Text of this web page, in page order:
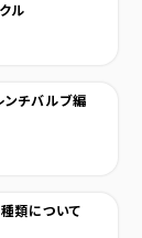
ル
チバルブ編
類について